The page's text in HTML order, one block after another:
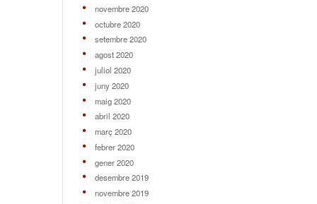
novembre 2020
octubre 2020
setembre 2020
agost 2020
juliol 2020
juny 2020
maig 2020
abril 2020
març 2020
febrer 2020
gener 2020
desembre 2019
novembre 2019